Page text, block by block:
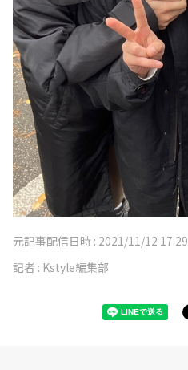
元記事配信日時 : 2021/11/12 17:29
記者 : Kstyle編集部